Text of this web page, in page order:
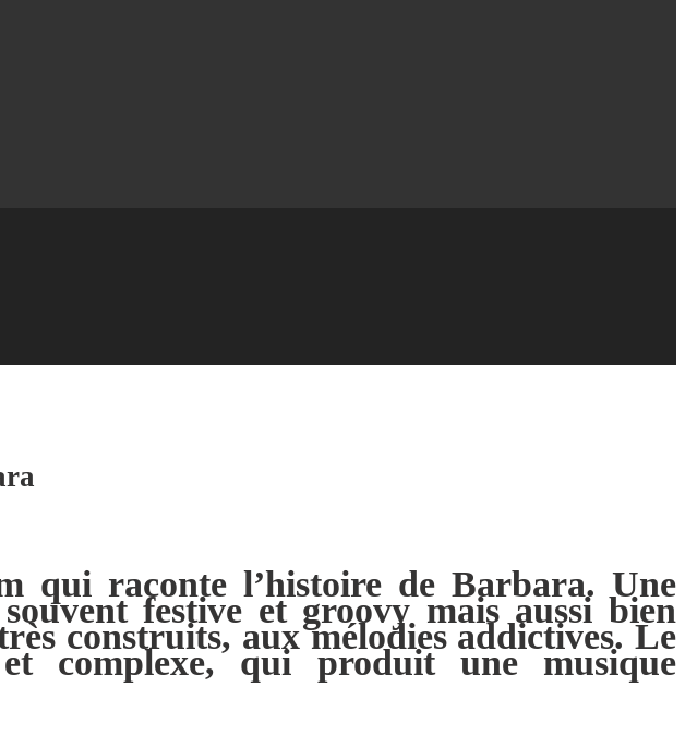
qui raconte l’histoire de Barbara. Une
festive et groovy mais aussi bien
construits, aux mélodies addictives.Le
complexe, qui produit une musique